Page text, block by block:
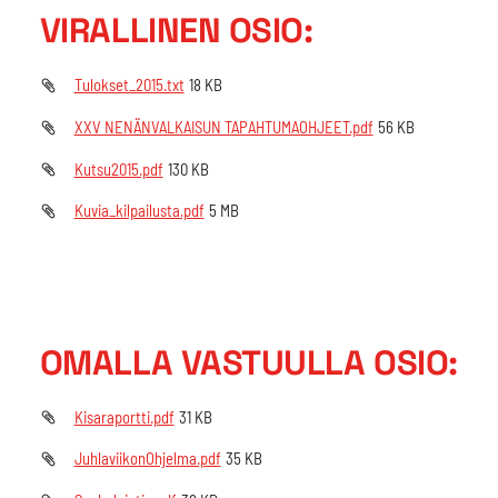
VIRALLINEN OSIO:
Tulokset_2015.txt 18 KB
XXV NENÄNVALKAISUN TAPAHTUMAOHJEET.pdf 56 KB
Kutsu2015.pdf 130 KB
Kuvia_kilpailusta.pdf 5 MB
OMALLA VASTUULLA OSIO:
Kisaraportti.pdf 31 KB
JuhlaviikonOhjelma.pdf 35 KB